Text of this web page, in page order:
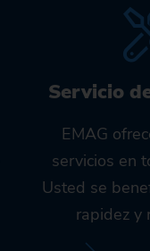
Servicio
EMAG
servicios en
Usted se
rapidez y